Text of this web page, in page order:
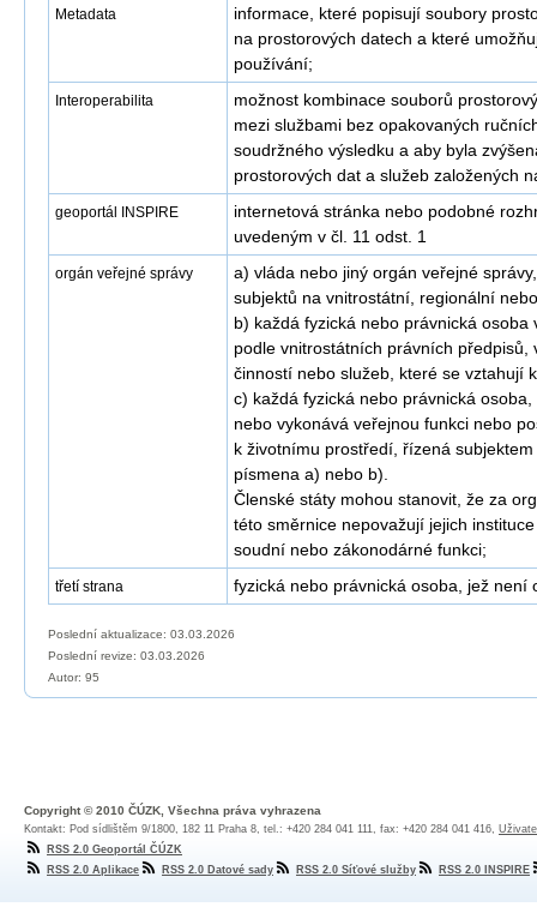
Metadata
informace, které popisují soubory
na prostorových datech a které
používání;
Interoperabilita
možnost kombinace souborů
mezi službami bez opakovaných
soudržného výsledku a aby byla
prostorových dat a služeb založených
geoportál INSPIRE
internetová stránka nebo podobné
uvedeným v čl. 11 odst. 1
orgán veřejné správy
a) vláda nebo jiný orgán veřejné
subjektů na vnitrostátní, regionální
b) každá fyzická nebo právnická
podle vnitrostátních právních předpisů,
činností nebo služeb, které se vztahují
c) každá fyzická nebo právnická
nebo vykonává veřejnou funkci nebo
k životnímu prostředí, řízená
písmena a) nebo b).
Členské státy mohou stanovit, že za
této směrnice nepovažují jejich
soudní nebo zákonodárné funkci;
třetí strana fyzická nebo právnická osoba, jež není
Poslední aktualizace: 03.03.2026
Poslední revize: 03.03.2026
Autor: 95
Copyright © 2010 ČÚZK, Všechna práva vyhrazena
Kontakt: Pod sídlištěm 9/1800, 182 11 Praha 8, tel.: +420 284 041 111, fax: +420 284 041 416,
RSS 2.0 Geoportál ČÚZK
RSS 2.0 Aplikace
RSS 2.0 Datové sady RSS 2.0 Síťové služby RSS 2.0 INSPIRE